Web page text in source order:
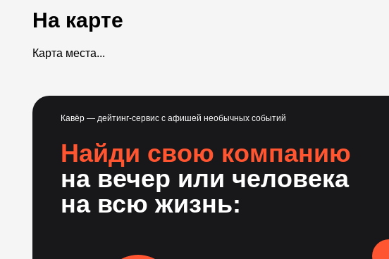
На карте
Карта места...
Кавёр — дейтинг-сервис с афишей необычных событий
Найди свою компанию
на вечер или человека
на всю жизнь: